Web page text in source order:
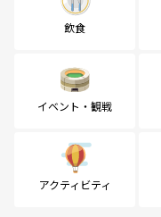
飲食
イベント・観戦
アクティビティ